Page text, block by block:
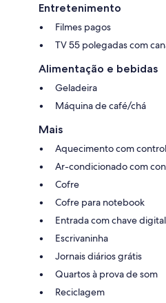
Entretenimento
Filmes pagos
TV 55 polegadas com
Alimentação e bebidas
Geladeira
Máquina de café/chá
Mais
Aquecimento com
Ar-condicionado com
Cofre
Cofre para notebook
Entrada com chave digital
Escrivaninha
Jornais diários grátis
Quartos à prova de som
Reciclagem